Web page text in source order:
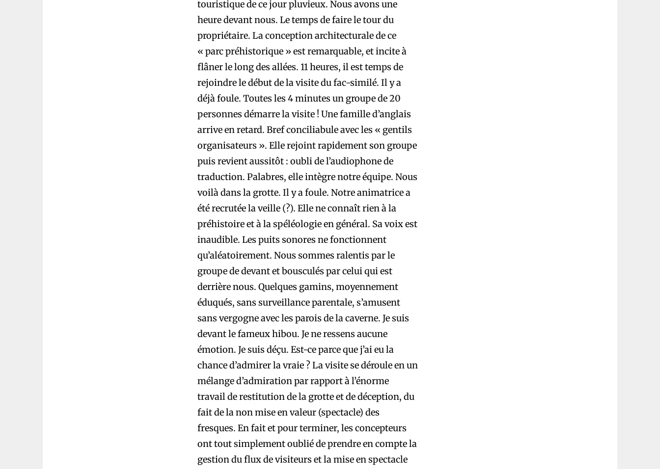
touristique de ce jour pluvieux. Nous avons une
heure devant nous. Le temps de faire le tour du
propriétaire. La conception architecturale de ce
« parc préhistorique » est remarquable, et incite à
flâner le long des allées. 11 heures, il est temps de
rejoindre le début de la visite du fac-similé. Il y a
déjà foule. Toutes les 4 minutes un groupe de 20
personnes démarre la visite ! Une famille d’anglais
arrive en retard. Bref conciliabule avec les « gentils
organisateurs ». Elle rejoint rapidement son groupe
puis revient aussitôt : oubli de l’audiophone de
traduction. Palabres, elle intègre notre équipe. Nous
voilà dans la grotte. Il y a foule. Notre animatrice a
été recrutée la veille (?). Elle ne connaît rien à la
préhistoire et à la spéléologie en général. Sa voix est
inaudible. Les puits sonores ne fonctionnent
qu’aléatoirement. Nous sommes ralentis par le
groupe de devant et bousculés par celui qui est
derrière nous. Quelques gamins, moyennement
éduqués, sans surveillance parentale, s’amusent
sans vergogne avec les parois de la caverne. Je suis
devant le fameux hibou. Je ne ressens aucune
émotion. Je suis déçu. Est-ce parce que j’ai eu la
chance d’admirer la vraie ? La visite se déroule en un
mélange d’admiration par rapport à l’énorme
travail de restitution de la grotte et de déception, du
fait de la non mise en valeur (spectacle) des
fresques. En fait et pour terminer, les concepteurs
ont tout simplement oublié de prendre en compte la
gestion du flux de visiteurs et la mise en spectacle